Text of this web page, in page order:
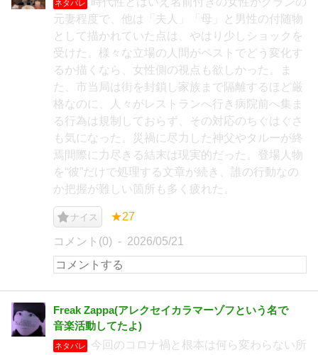
ネタバレ
元妻程度で、他は「夫人」「母」と男性の付随物
として描かれていた点は、やはり少しショックを
受けた。様々な立場の人間がペストでどう変化す
るか描くなら、女性側の視点も欲しかった。ま
た、市当局は街を封鎖し家族まで隔離するほど厳
格なのに、人々がレストランへ行き病院前へ集ま
る行為は規制しておらず、その対応のちぐはぐさ
も気になった。災禍に尽力した神父やタルーが終
焉間際に力尽きる結末は現実的だった。登場人物
を“彼”だけで処理する文章が続き、誰の行動なの
か把握が難しい箇所も多く疲れた。
ナイス ★27
コメント(0) 2026/05/21
Freak Zappa(アレクセイカラマーゾフという名で
音楽活動してたよ)
ネタバレ
今回のコロナ禍と根本は何ら変わらない所